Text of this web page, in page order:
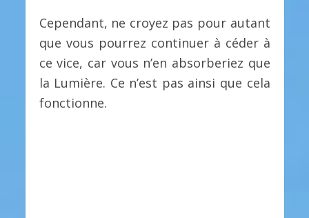
Cependant, ne croyez pas pour autant
que vous pourrez continuer à céder à
ce vice, car vous n’en absorberiez que
la Lumière. Ce n’est pas ainsi que cela
fonctionne.